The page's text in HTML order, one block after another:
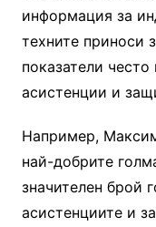
информация за
техните приноси
показатели
асистенции и
Например,
най-добрите
значителен брой
асистенциите и